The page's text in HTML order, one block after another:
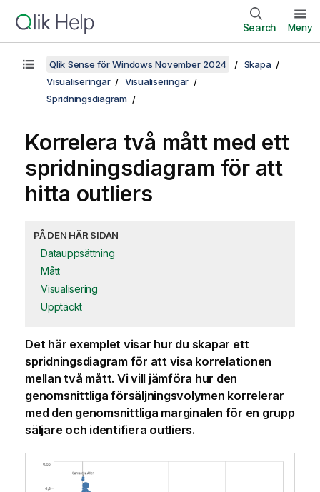
Search Meny
Qlik Sense för Windows November 2024
Skapa
Visualiseringar
Visualiseringar
Spridningsdiagram
Korrelera två mått med ett
spridningsdiagram för att
hitta outliers
PÅ DEN HÄR SIDAN
Datauppsättning
Mått
Visualisering
Upptäckt
Det här exemplet visar hur du skapar ett
spridningsdiagram för att visa korrelationen
mellan två mått. Vi vill jämföra hur den
genomsnittliga försäljningsvolymen korrelerar
med den genomsnittliga marginalen för en grupp
säljare och identifiera outliers.